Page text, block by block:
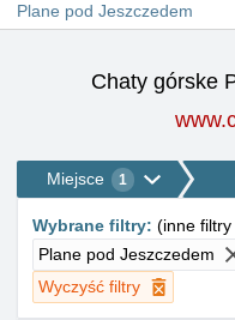
Plane pod Jeszczedem
Chaty górske
Miejsce 1
Wybrane filtry: (inne
Plane pod Jeszczedem
Wyczyść filtry